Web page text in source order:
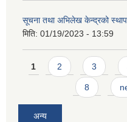
सूचना तथा अभिलेख केन्द्रको
मिति: 01/19/2023 - 13:59
Pages
1 2 3
8
अन्य